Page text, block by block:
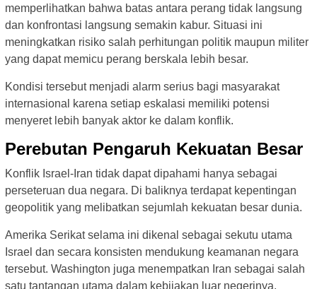
memperlihatkan bahwa batas antara perang tidak langsung
dan konfrontasi langsung semakin kabur. Situasi ini
meningkatkan risiko salah perhitungan politik maupun militer
yang dapat memicu perang berskala lebih besar.
Kondisi tersebut menjadi alarm serius bagi masyarakat
internasional karena setiap eskalasi memiliki potensi
menyeret lebih banyak aktor ke dalam konflik.
Perebutan Pengaruh Kekuatan Besar
Konflik Israel-Iran tidak dapat dipahami hanya sebagai
perseteruan dua negara. Di baliknya terdapat kepentingan
geopolitik yang melibatkan sejumlah kekuatan besar dunia.
Amerika Serikat selama ini dikenal sebagai sekutu utama
Israel dan secara konsisten mendukung keamanan negara
tersebut. Washington juga menempatkan Iran sebagai salah
satu tantangan utama dalam kebijakan luar negerinya,